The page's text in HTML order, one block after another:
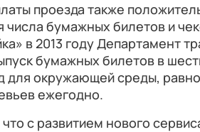
проезда также
числа бумажных билетов и
в 2013 году Департамент
бумажных билетов в
для окружающей среды,
ежегодно.
с развитием нового